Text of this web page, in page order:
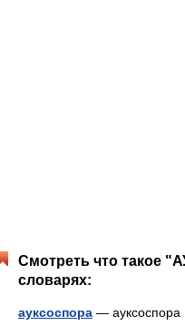
Смотреть что такое
словарях:
ауксоспора —